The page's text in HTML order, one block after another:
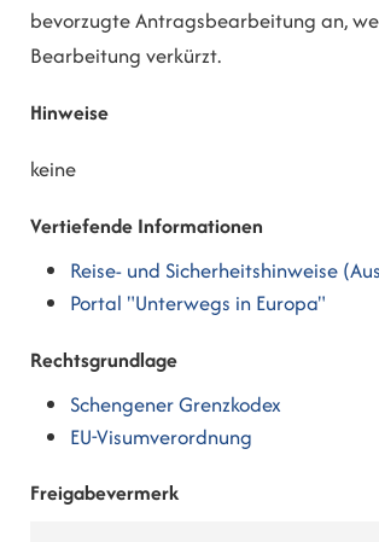
bevorzugte Antragsbearbeitung an,
Bearbeitung verkürzt.
Hinweise
keine
Vertiefende Informationen
Reise- und Sicherheitshinweise
Portal "Unterwegs in Europa"
Rechtsgrundlage
Schengener Grenzkodex
EU-Visumverordnung
Freigabevermerk